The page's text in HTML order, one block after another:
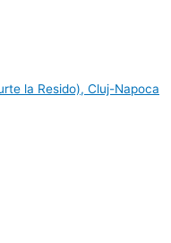
la Resido), Cluj-Napoca